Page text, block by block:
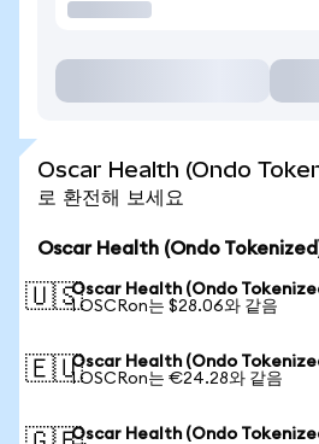
Oscar Health (Ondo
로 환전해 보세요
Oscar Health (Ondo
🇺🇸Oscar Health (Ondo
1 OSCRon는 $28.06와 같음
🇪🇺Oscar Health (Ondo
1 OSCRon는 €24.28와 같음
Oscar Health (Ondo